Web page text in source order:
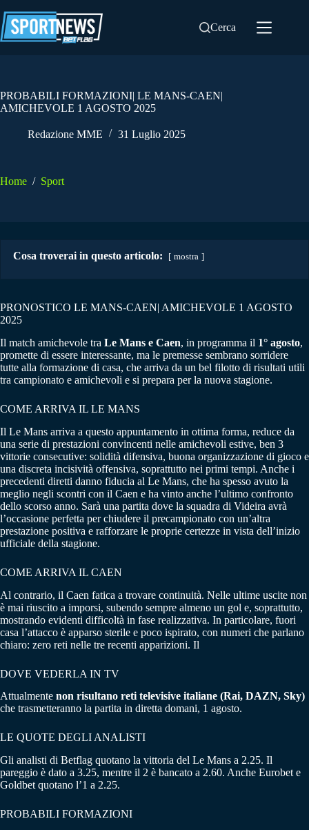
al
contenuto
Cerca
PROBABILI FORMAZIONI| LE MANS-CAEN|
AMICHEVOLE 1 AGOSTO 2025
Redazione MME 31 Luglio 2025
Home / Sport
Cosa troverai in questo articolo: mostra
PRONOSTICO LE MANS-CAEN| AMICHEVOLE 1 AGOSTO
2025
Il match amichevole tra Le Mans e Caen, in programma il 1° agosto,
promette di essere interessante, ma le premesse sembrano sorridere
tutte alla formazione di casa, che arriva da un bel filotto di risultati utili
tra campionato e amichevoli e si prepara per la nuova stagione.
COME ARRIVA IL LE MANS
Il Le Mans arriva a questo appuntamento in ottima forma, reduce da
una serie di prestazioni convincenti nelle amichevoli estive, ben 3
vittorie consecutive: solidità difensiva, buona organizzazione di gioco e
una discreta incisività offensiva, soprattutto nei primi tempi. Anche i
precedenti diretti danno fiducia al Le Mans, che ha spesso avuto la
meglio negli scontri con il Caen e ha vinto anche l’ultimo confronto
dello scorso anno. Sarà una partita dove la squadra di Videira avrà
l’occasione perfetta per chiudere il precampionato con un’altra
prestazione positiva e rafforzare le proprie certezze in vista dell’inizio
ufficiale della stagione.
COME ARRIVA IL CAEN
Al contrario, il Caen fatica a trovare continuità. Nelle ultime uscite non
è mai riuscito a imporsi, subendo sempre almeno un gol e, soprattutto,
mostrando evidenti difficoltà in fase realizzativa. In particolare, fuori
casa l’attacco è apparso sterile e poco ispirato, con numeri che parlano
chiaro: zero reti nelle tre recenti apparizioni. Il
DOVE VEDERLA IN TV
Attualmente non risultano reti televisive italiane (Rai, DAZN, Sky)
che trasmetteranno la partita in diretta domani, 1 agosto.
LE QUOTE DEGLI ANALISTI
Gli analisti di Betflag quotano la vittoria del Le Mans a 2.25. Il
pareggio è dato a 3.25, mentre il 2 è bancato a 2.60. Anche Eurobet e
Goldbet quotano l’1 a 2.25.
PROBABILI FORMAZIONI